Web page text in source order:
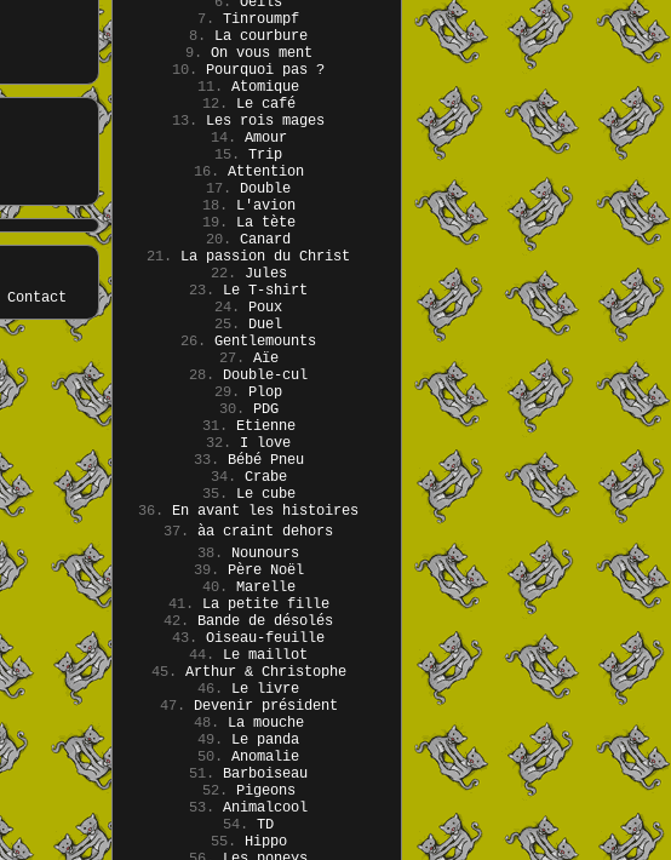
Contact
7. Tinroumpf
8. La courbure
9. On vous ment
10. Pourquoi pas ?
11. Atomique
12.
Le café
13. Les rois mages
14. Amour
15. Trip
16. Attention
17. Double
18.
L'avion
19.
La tète
20. Canard
21. La passion du Christ
22.
Jules
23. Le T-shirt
24. Poux
25. Duel
26. Gentlemounts
27. Aïe
28. Double-cul
29. Plop
30.
PDG
31.
Etienne
32. I love
33.
Bébé Pneu
34. Crabe
35.
Le cube
36. En avant les histoires
37. àa craint dehors
38. Nounours
39.
Père Noël
40. Marelle
41.
La petite fille
42. Bande de désolés
43. Oiseau-feuille
44. Le maillot
45. Arthur & Christophe
46. Le livre
47.
Devenir président
48.
La mouche
49. Le panda
50. Anomalie
51. Barboiseau
52.
Pigeons
53. Animalcool
54. TD
55.
Hippo